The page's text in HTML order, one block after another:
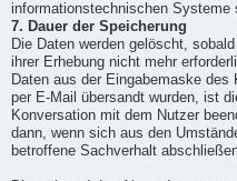
informationstechnischen Systeme
7. Dauer der Speicherung
Die Daten werden gelöscht,
ihrer Erhebung nicht mehr
Daten aus der Eingabemaske
per E-Mail übersandt wurden, ist
Konversation mit dem Nutzer
dann, wenn sich aus den
betroffene Sachverhalt